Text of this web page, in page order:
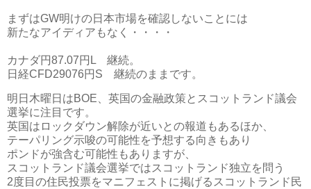
まずはGW明けの日本市場を確認しないことには
新たなアイディアもなく・・・・
カナダ円87.07円L 継続。
日経CFD29076円S 継続のままです。
明日木曜日はBOE、英国の金融政策とスコットランド議会
選挙に注目です。
英国はロックダウン解除が近いとの報道もあるほか、
テーパリング示唆の可能性を予想する向きもあり
ポンドが強含む可能性もありますが、
スコットランド議会選挙ではスコットランド独立を問う
2度目の住民投票をマニフェストに掲げるスコットランド民